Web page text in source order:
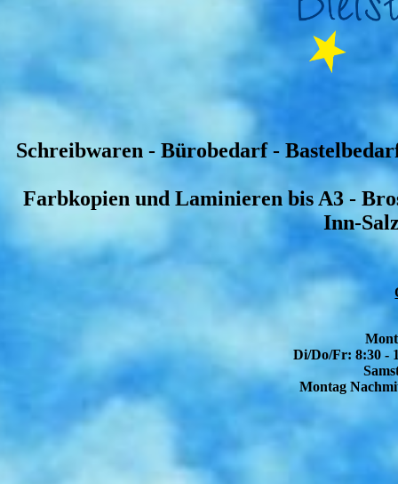
Schreibwaren - Bürobedarf -
Farbkopien und Laminieren bis A3 -
Inn-
Di/Do/Fr: 8:30 -
Montag